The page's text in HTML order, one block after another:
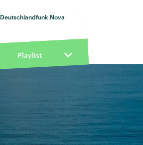
Deutschlandfunk Nova
Playlist